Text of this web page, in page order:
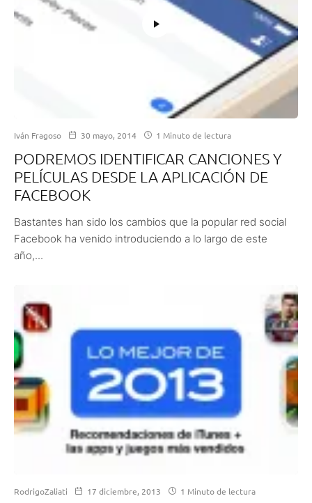
Iván Fragoso 30 mayo, 2014 1 Minuto de lectura
PODREMOS IDENTIFICAR CANCIONES Y
PELÍCULAS DESDE LA APLICACIÓN DE
FACEBOOK
Bastantes han sido los cambios que la popular red social
Facebook ha venido introduciendo a lo largo de este
año,...
RodrigoZaliati 17 diciembre, 2013 1 Minuto de lectura